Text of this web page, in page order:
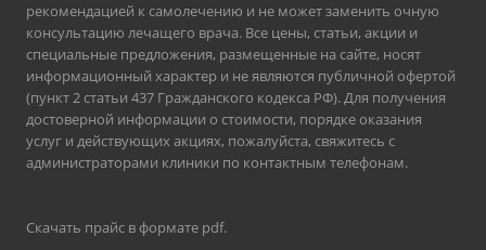
рекомендацией к самолечению и не может заменить очную
консультацию лечащего врача. Все цены, статьи, акции и
специальные предложения, размещенные на сайте, носят
информационный характер и не являются публичной офертой
(пункт 2 статьи 437 Гражданского кодекса РФ). Для получения
достоверной информации о стоимости, порядке оказания
услуг и действующих акциях, пожалуйста, свяжитесь с
администраторами клиники по контактным телефонам.
Скачать прайс в формате pdf.